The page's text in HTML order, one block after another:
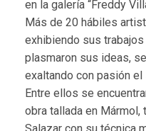
en la galería “Freddy
Más de 20 hábiles
exhibiendo sus
plasmaron sus ideas,
exaltando con pasión
Entre ellos se
obra tallada en Mármol,